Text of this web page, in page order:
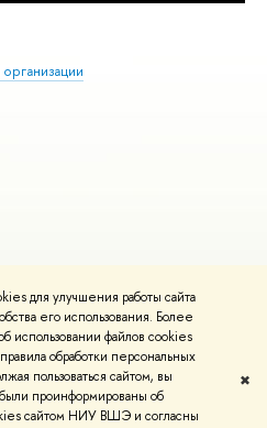
для улучшения работы сайта
его использования. Более
использовании файлов cookies
обработки персональных
пользоваться сайтом, вы
проинформированы об
сайтом НИУ ВШЭ и согласны
✖
возможностями
контакты Условия использования